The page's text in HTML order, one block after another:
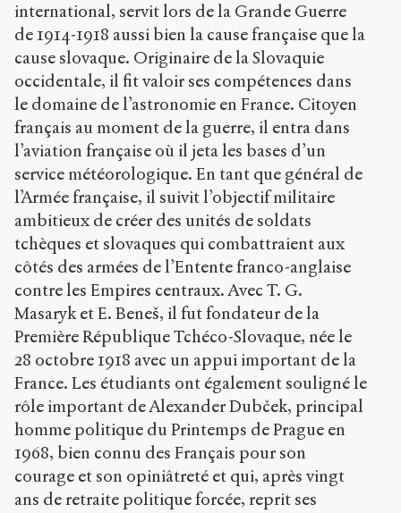
international, servit lors de la Grande Guerre
de 1914-1918 aussi bien la cause française que la
cause slovaque. Originaire de la Slovaquie
occidentale, il fit valoir ses compétences dans
le domaine de l’astronomie en France. Citoyen
français au moment de la guerre, il entra dans
l’aviation française où il jeta les bases d’un
service météorologique. En tant que général de
l’Armée française, il suivit l’objectif militaire
ambitieux de créer des unités de soldats
tchèques et slovaques qui combattraient aux
côtés des armées de l’Entente franco-anglaise
contre les Empires centraux. Avec T. G.
Masaryk et E. Beneš, il fut fondateur de la
Première République Tchéco-Slovaque, née le
28 octobre 1918 avec un appui important de la
France. Les étudiants ont également souligné le
rôle important de Alexander Dubček, principal
homme politique du Printemps de Prague en
1968, bien connu des Français pour son
courage et son opiniâtreté et qui, après vingt
ans de retraite politique forcée, reprit ses